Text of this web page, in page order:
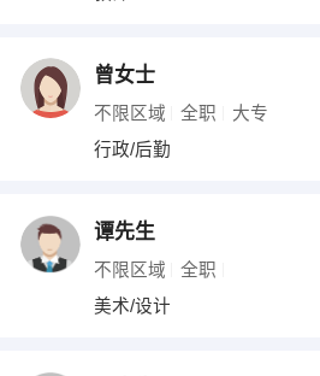
曾女士
不限区域 全职 大专
行政/后勤
谭先生
不限区域 全职
美术/设计